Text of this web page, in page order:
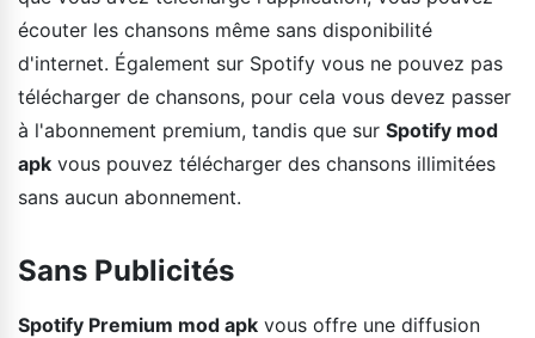
écouter les chansons même sans disponibilité
d'internet. Également sur Spotify vous ne pouvez pas
télécharger de chansons, pour cela vous devez passer
à l'abonnement premium, tandis que sur Spotify mod
apk vous pouvez télécharger des chansons illimitées
sans aucun abonnement.
Sans Publicités
Spotify Premium mod apk vous offre une diffusion